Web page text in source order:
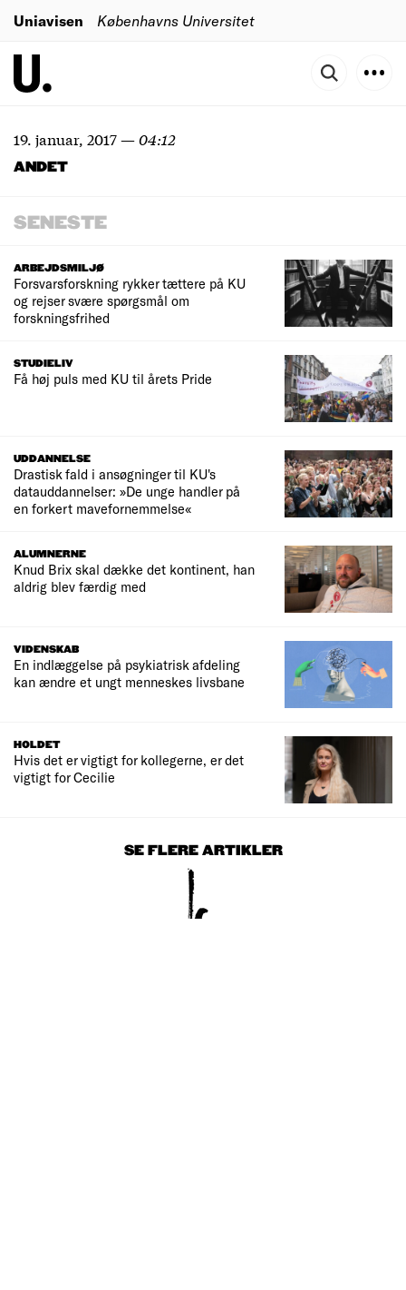
Uniavisen Københavns Universitet
19. januar, 2017—04:12
ANDET
SENESTE
ARBEJDSMILJØ
Forsvarsforskning rykker tættere på KU
og rejser svære spørgsmål om
forskningsfrihed
STUDIELIV
Få høj puls med KU til årets Pride
UDDANNELSE
Drastisk fald i ansøgninger til KU's
datauddannelser: »De unge handler på
en forkert mavefornemmelse«
ALUMNERNE
Knud Brix skal dække det kontinent, han
aldrig blev færdig med
VIDENSKAB
En indlæggelse på psykiatrisk afdeling
kan ændre et ungt menneskes livsbane
HOLDET
Hvis det er vigtigt for kollegerne, er det
vigtigt for Cecilie
SE FLERE ARTIKLER